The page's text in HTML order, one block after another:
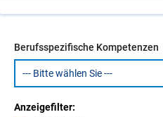
Berufsspezifische Kompetenzen
Anzeigefilter: